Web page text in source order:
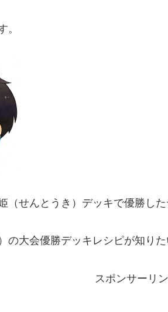
。
（せんとうき）デッキで優勝し
の大会優勝デッキレシピが知り
スポンサーリ